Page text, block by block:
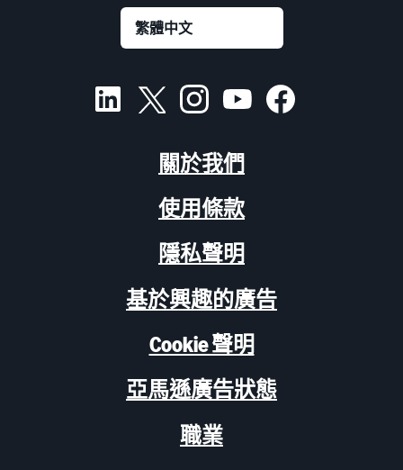
關於我們
使用條款
隱私聲明
基於興趣的廣告
Cookie 聲明
亞馬遜廣告狀態
職業